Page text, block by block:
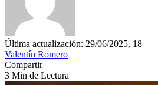
Última actualización: 29/06/2025, 18
Valentín Romero
Compartir
3 Min de Lectura